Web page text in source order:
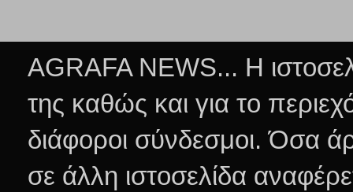
AGRAFA NEWS... Η
της καθώς και για το
διάφοροι σύνδεσμοι.Όσα
σε άλλη ιστοσελίδα